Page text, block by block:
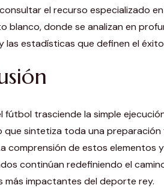
el recurso especializado en
blanco, donde se analizan en
las estadísticas que definen el
fútbol trasciende la simple
que sintetiza toda una preparación
comprensión de estos elementos
continúan redefiniendo el
más impactantes del deporte rey.